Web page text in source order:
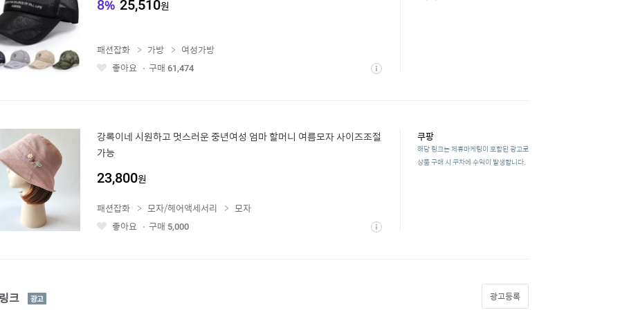
8% 25,510원
좋 상
패션잡화 가방
여성가방
좋아요
구매 61,474
강록이네 시원하고 멋스러운 중년여성 엄마 할머니 여름모자 사이즈조절
가능
23,800원
쿠팡
해당 링크는 제휴마케팅이 포함된 광고로
상품 구매 시 쿠차에 수익이 발생합니다.
좋 상
패션잡화 모자/헤어액세서리
모자
좋아요
구매 5,000
크 광
고
광고등록